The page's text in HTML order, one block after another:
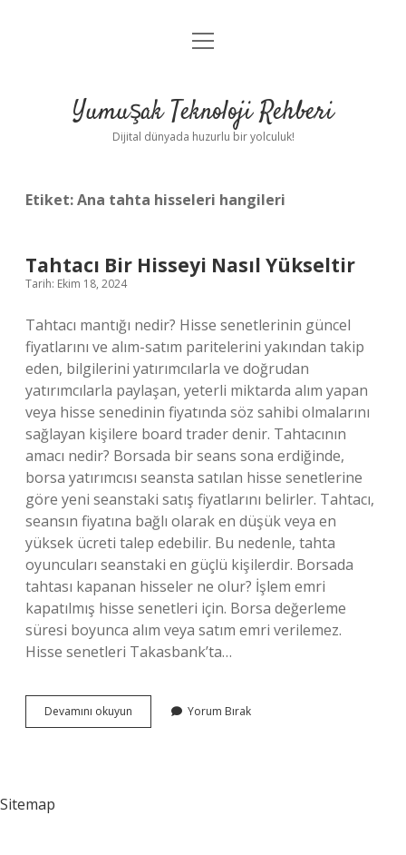
Anasayfa
Yasal Uyarı
menüyü
Yumuşak Teknoloji Rehberi
Dijital dünyada huzurlu bir yolculuk!
Etiket:Ana tahta hisseleri hangileri
Tahtacı Bir Hisseyi Nasıl Yükseltir
Tarih: Ekim 18, 2024
Tahtacı mantığı nedir? Hisse senetlerinin güncel
fiyatlarını ve alım-satım paritelerini yakından takip
eden, bilgilerini yatırımcılarla ve doğrudan
yatırımcılarla paylaşan, yeterli miktarda alım yapan
veya hisse senedinin fiyatında söz sahibi olmalarını
sağlayan kişilere board trader denir. Tahtacının
amacı nedir? Borsada bir seans sona erdiğinde,
borsa yatırımcısı seansta satılan hisse senetlerine
göre yeni seanstaki satış fiyatlarını belirler. Tahtacı,
seansın fiyatına bağlı olarak en düşük veya en
yüksek ücreti talep edebilir. Bu nedenle, tahta
oyuncuları seanstaki en güçlü kişilerdir. Borsada
tahtası kapanan hisseler ne olur? İşlem emri
kapatılmış hisse senetleri için. Borsa değerleme
süresi boyunca alım veya satım emri verilemez.
Hisse senetleri Takasbank’ta…
Devamını okuyun
Bir
Yorum Bırak
Sitemap